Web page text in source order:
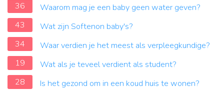
36
Waarom mag je een baby geen water geven?
43
Wat zijn Softenon baby's?
34
Waar verdien je het meest als verpleegkundige?
19
Wat als je teveel verdient als student?
28
Is het gezond om in een koud huis te wonen?